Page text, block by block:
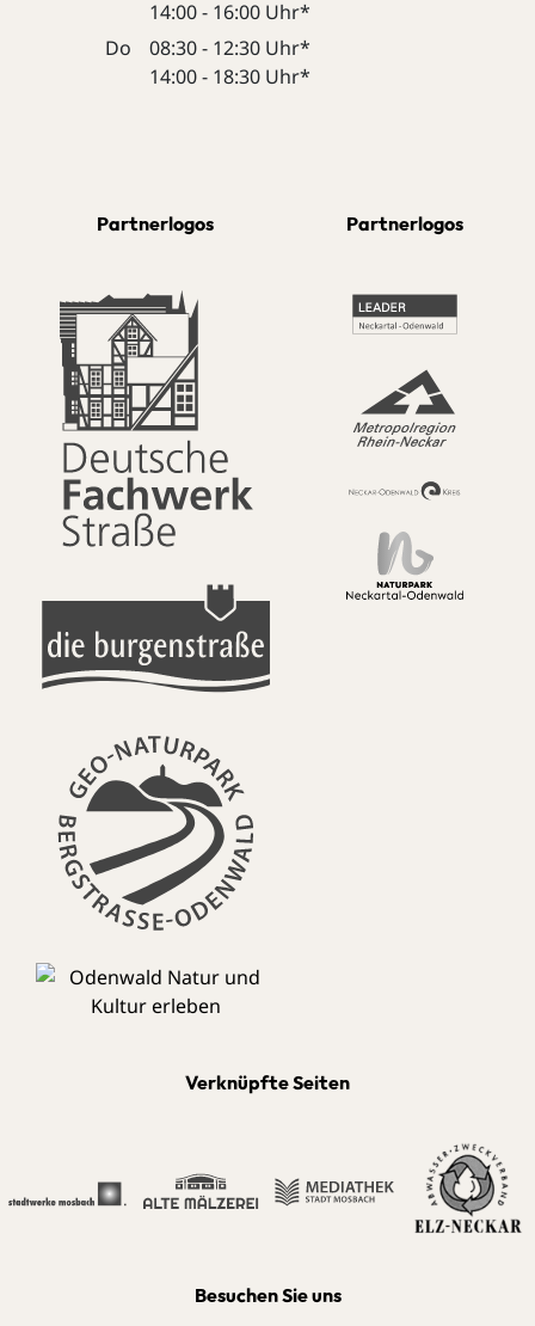
14:00 - 16:00 Uhr*
Do
08:30 - 12:30 Uhr*
14:00 - 18:30 Uhr*
Partnerlogos Partnerlogos
Verknüpfte Seiten
Besuchen Sie uns